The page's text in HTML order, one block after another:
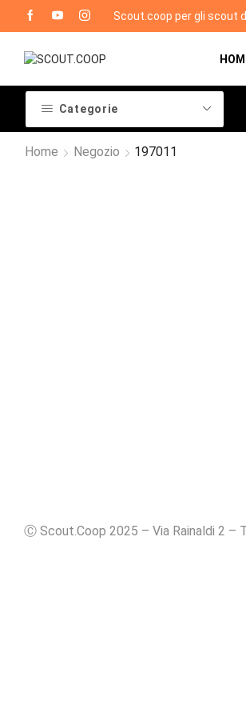
Scout.coop per gli scout
Categorie
Home Negozio 197011
Ⓒ Scout.Coop 2025 – Via Rainaldi 2 –